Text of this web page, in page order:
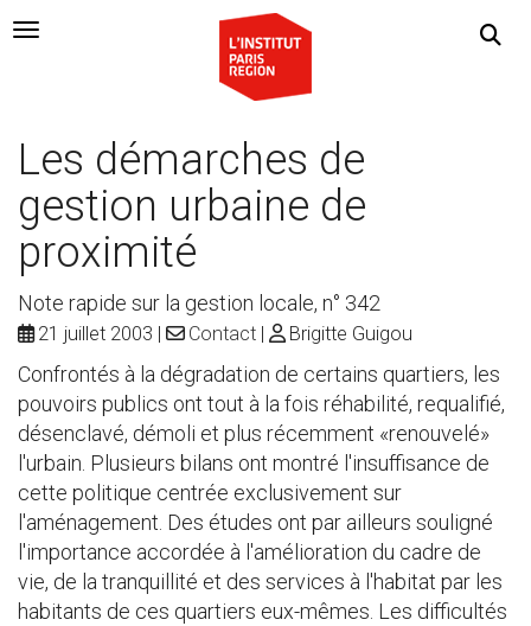
Navigation Toggle
Les démarches de
gestion urbaine de
proximité
Note rapide sur la gestion locale, n° 342
21 juillet 2003 Contact Brigitte Guigou
Confrontés à la dégradation de certains quartiers, les
pouvoirs publics ont tout à la fois réhabilité, requalifié,
désenclavé, démoli et plus récemment «renouvelé»
l'urbain. Plusieurs bilans ont montré l'insuffisance de
cette politique centrée exclusivement sur
l'aménagement. Des études ont par ailleurs souligné
l'importance accordée à l'amélioration du cadre de
vie, de la tranquillité et des services à l'habitat par les
habitants de ces quartiers eux-mêmes. Les difficultés